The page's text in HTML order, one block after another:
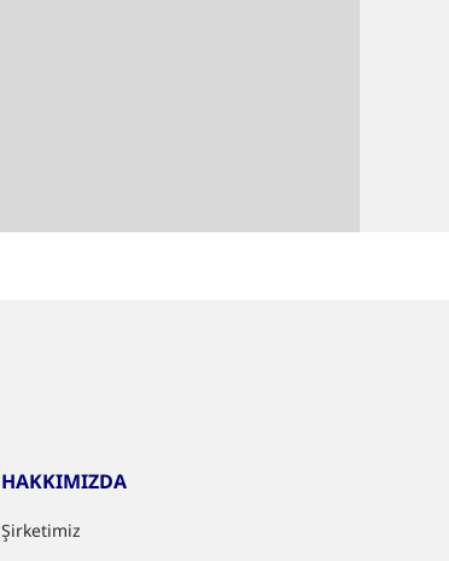
HAKKIMIZDA
Şirketimiz